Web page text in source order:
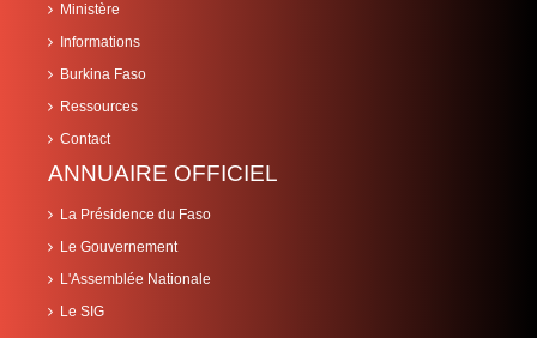
Ministère
Informations
Burkina Faso
Ressources
Contact
ANNUAIRE OFFICIEL
La Présidence du Faso
Le Gouvernement
L'Assemblée Nationale
Le SIG